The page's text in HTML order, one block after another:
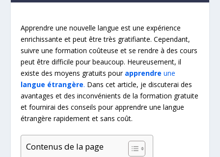
Apprendre une nouvelle langue est une expérience
enrichissante et peut être très gratifiante. Cependant,
suivre une formation coûteuse et se rendre à des cours
peut être difficile pour beaucoup. Heureusement, il
existe des moyens gratuits pour apprendreune
langue étrangère. Dans cet article, je discuterai des
avantages et des inconvénients de la formation gratuite
et fournirai des conseils pour apprendre une langue
étrangère rapidement et sans coût.
Contenus de la page